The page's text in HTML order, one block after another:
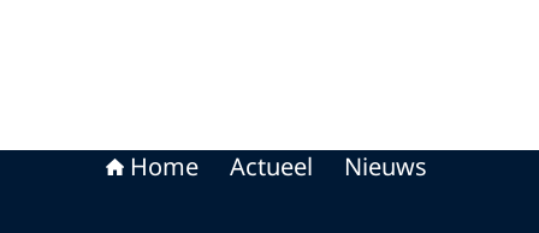
Home Actueel Nieuws